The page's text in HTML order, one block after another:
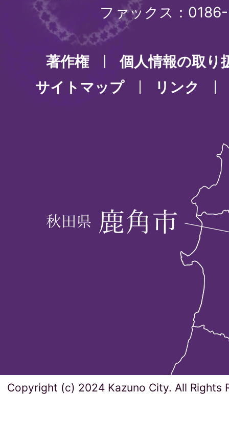
ファックス：
著作権
個人情報の取り
サイトマップ
リンク
Copyright (c) 2024 Kazuno City. All Rights